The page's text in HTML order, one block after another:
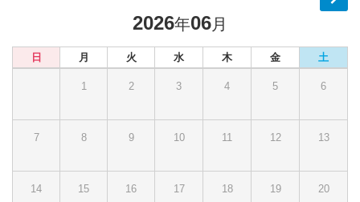
2026年06月
日 月 火 水 木 金 土
1 2 3 4 5 6
7 8 9 10 11 12 13
14 15 16 17 18 19 20